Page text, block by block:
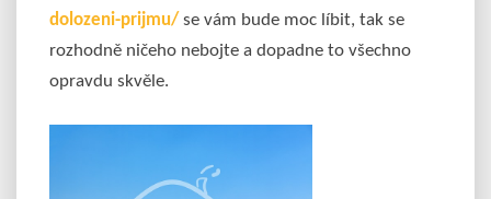
dolozeni-prijmu/ se vám bude moc líbit, tak se
rozhodně ničeho nebojte a dopadne to všechno
opravdu skvěle.